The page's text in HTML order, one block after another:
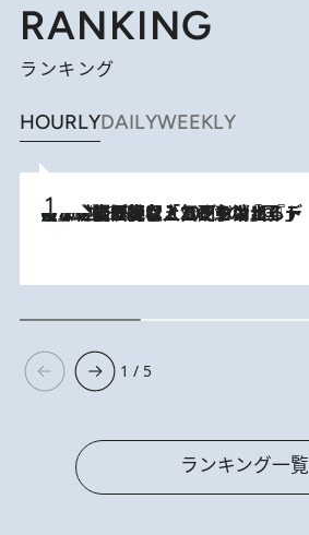
RANKING
ランキング
HOURLYDAILYWEEKLY
2026.8.5
【なぜ吉沢亮は「気配を消せる」のか？】興行収入208億の『国宝』を経て挑むミュージカル『ディア・エヴァン・ハンセン』。トップ俳優が舞台上でさらけ出した“孤独”とは
1 / 5
ランキング一覧